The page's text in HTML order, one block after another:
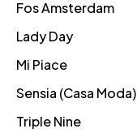
Fos Amsterdam
Lady Day
Mi Piace
Sensia (Casa Moda)
Triple Nine